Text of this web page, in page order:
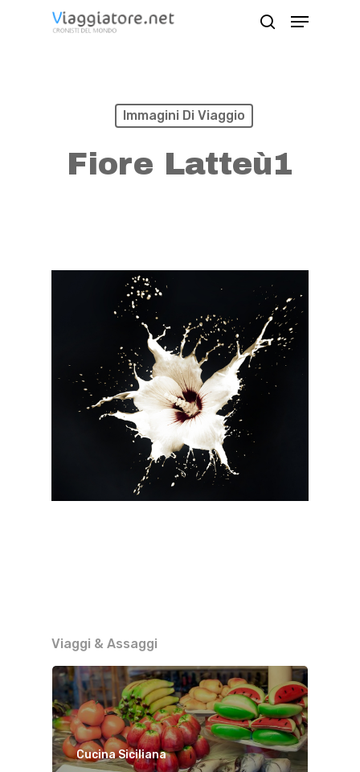
Menu
Immagini Di Viaggio
Fiore Latteù1
Viaggi & Assaggi
Cucina Siciliana